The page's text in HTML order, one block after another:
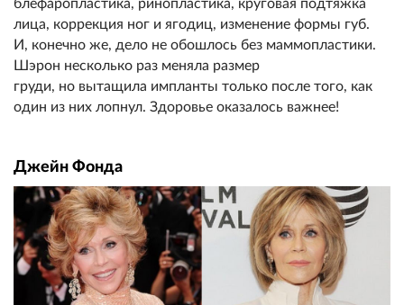
блефаропластика, ринопластика, круговая подтяжка
лица, коррекция ног и ягодиц, изменение формы губ.
И, конечно же, дело не обошлось без маммопластики.
Шэрон несколько раз меняла размер
груди, но вытащила импланты только после того, как
один из них лопнул. Здоровье оказалось важнее!
Джейн Фонда